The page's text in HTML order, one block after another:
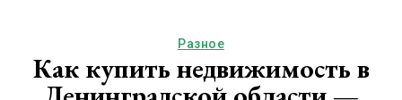
Разное
Как купить недвижимость в